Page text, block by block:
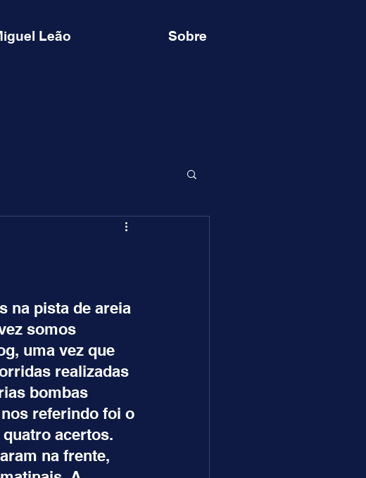
Leão Sobre
na pista de areia
somos
uma vez que
realizadas
bombas
referindo foi o
acertos.
na frente,